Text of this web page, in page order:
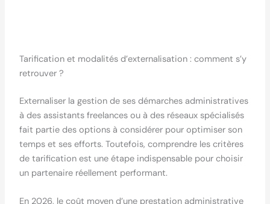
Tarification et modalités d’externalisation : comment s’y
retrouver ?
Externaliser la gestion de ses démarches administratives
à des assistants freelances ou à des réseaux spécialisés
fait partie des options à considérer pour optimiser son
temps et ses efforts. Toutefois, comprendre les critères
de tarification est une étape indispensable pour choisir
un partenaire réellement performant.
En 2026, le coût moyen d’une prestation administrative